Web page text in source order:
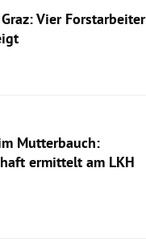
Vier Forstarbeiter
Mutterbauch:
ermittelt am LKH